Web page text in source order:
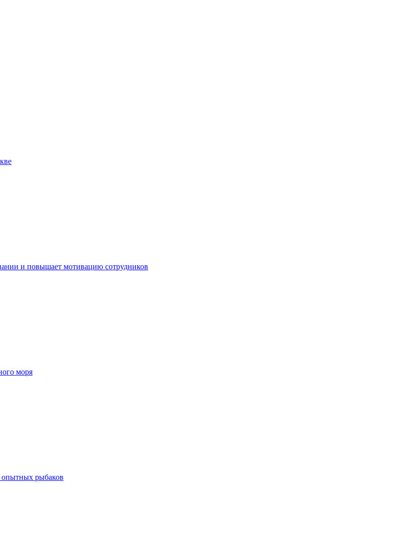
и повышает мотивацию сотрудников
моря
опытных рыбаков